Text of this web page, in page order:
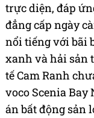
trực diện, đáp
đẳng cấp ngày
nổi tiếng với bãi
xanh và hải sản
tế Cam Ranh
voco Scenia Bay
án bất động sản